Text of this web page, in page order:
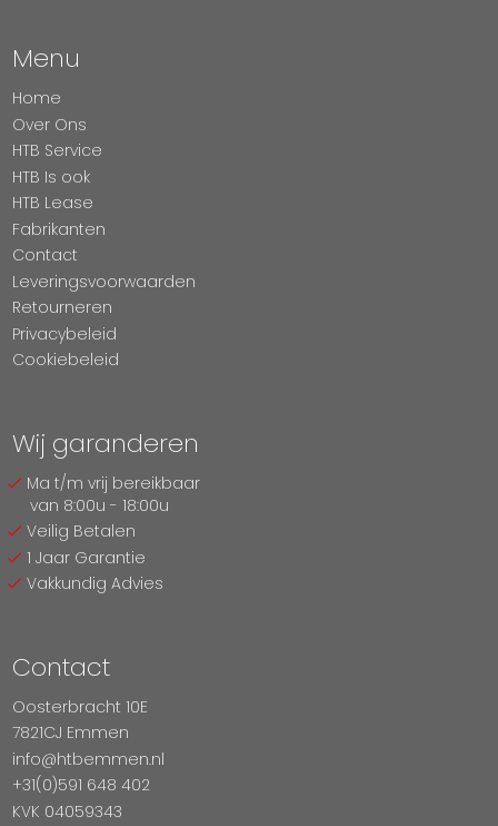
Menu
Home
Over Ons
HTB Service
HTB Is ook
HTB Lease
Fabrikanten
Contact
Leveringsvoorwaarden
Retourneren
Privacybeleid
Cookiebeleid
Wij garanderen
Ma t/m vrij bereikbaar
van 8:00u - 18:00u
Veilig Betalen
1 Jaar Garantie
Vakkundig Advies
Contact
Oosterbracht 10E
7821CJ Emmen
info@htbemmen.nl
+31(0)591 648 402
KVK 04059343